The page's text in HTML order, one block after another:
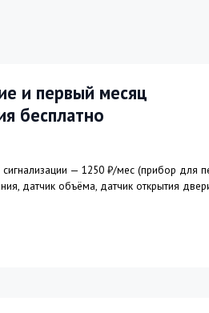
перехода из другой охранной
с другой компанией
при заявке на подключение до 31 августа